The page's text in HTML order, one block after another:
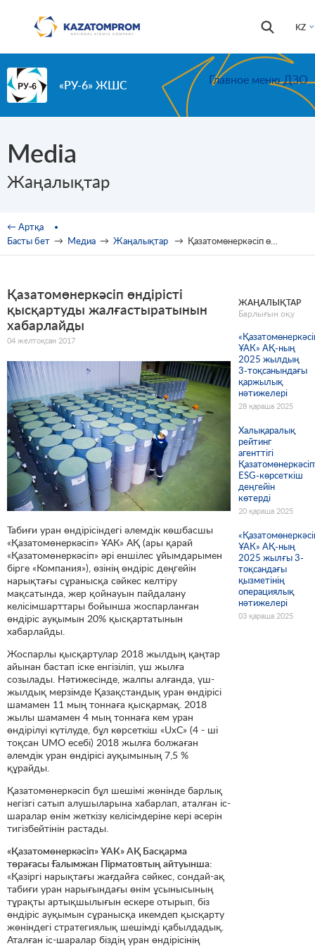
KZ
Іздестіру
«РУ-6» ЖШС Главное меню ДЗО
Media
Жаңалықтар
You are here
← Артқа
Басты бет → Медиа → Жаңалықтар → Қазатомөнеркәсіп өндірісті қысқартуды жалғастыратынын хабарлайды
Қазатомөнеркәсіп өндірісті
қысқартуды жалғастыратынын
хабарлайды
04 желтоқсан 2017
Табиғи уран өндірісіндегі әлемдік көшбасшы
«Қазатомөнеркәсіп» ҰАК» АҚ (ары қарай
«Қазатомөнеркәсіп» әрі еншілес ұйымдарымен
бірге «Компания»), өзінің өндіріс деңгейін
нарықтағы сұранысқа сәйкес келтіру
мақсатында, жер қойнауын пайдалану
келісімшарттары бойынша жоспарланған
өндіріс ауқымын 20% қысқартатынын
хабарлайды.
Жоспарлы қысқартулар 2018 жылдың қаңтар
айынан бастап іске енгізіліп, үш жылға
созылады. Нәтижесінде, жалпы алғанда, үш-
жылдық мерзімде Қазақстандық уран өндірісі
шамамен 11 мың тоннаға қысқармақ. 2018
жылы шамамен 4 мың тоннаға кем уран
өндірілуі күтілуде, бұл көрсеткіш «UxC» (4 - ші
тоқсан UMO есебі) 2018 жылға болжаған
әлемдік уран өндірісі ауқымының 7,5 %
құрайды.
Қазатомөнеркәсіп бұл шешімі жөнінде барлық
негізгі сатып алушыларына хабарлап, аталған іс-
шаралар өнім жеткізу келісімдеріне кері әсерін
тигізбейтінін растады.
«Қазатомөнеркәсіп» ҰАК» АҚ Басқарма
төрағасы Ғалымжан Пірматовтың айтуынша:
«Қазіргі нарықтағы жағдайға сәйкес, сондай-ақ
табиғи уран нарығындағы өнім ұсынысының
тұрақты артықшылығын ескере отырып, біз
өндіріс ауқымын сұранысқа икемдеп қысқарту
жөніндегі стратегиялық шешімді қабылдадық.
Аталған іс-шаралар біздің уран өндірісінің
ЖАҢАЛЫҚТАР
Барлығын оқу
ҰАК» АҚ-ның
2025 жылдың
3-тоқсанындағы
қаржылық
нәтижелері
28 қараша 2025
Халықаралық
рейтинг
агенттігі
ESG-көрсеткіш
деңгейін
көтерді
20 қараша 2025
ҰАК» АҚ-ның
2025 жылғы 3-
тоқсандағы
қызметінің
операциялық
нәтижелері
03 қараша 2025